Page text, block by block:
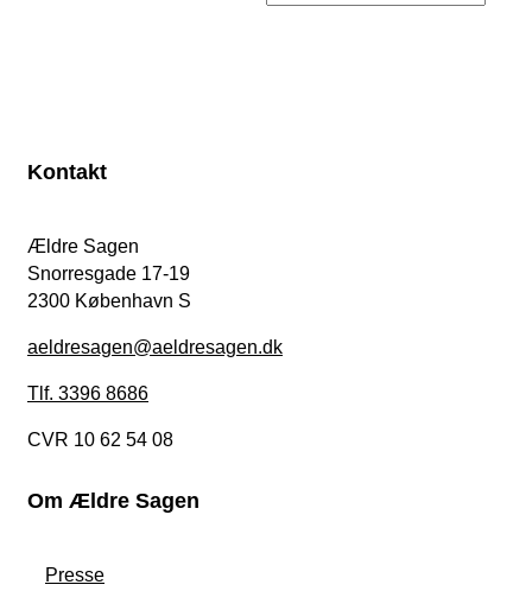
Kontakt
Ældre Sagen
Snorresgade 17-19
2300 København S
aeldresagen@aeldresagen.dk
Tlf. 3396 8686
CVR 10 62 54 08
Om Ældre Sagen
Presse